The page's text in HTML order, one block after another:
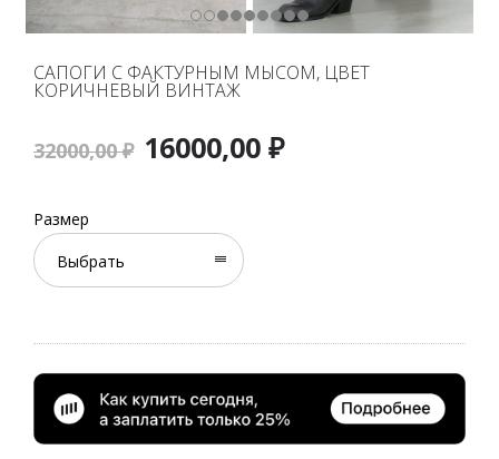
САПОГИ С ФАКТУРНЫМ МЫСОМ, ЦВЕТ
КОРИЧНЕВЫЙ ВИНТАЖ
32000,00₽ Первоначальная
32000,00 ₽.
16000,00 ₽Текущая
Размер
Выбрать